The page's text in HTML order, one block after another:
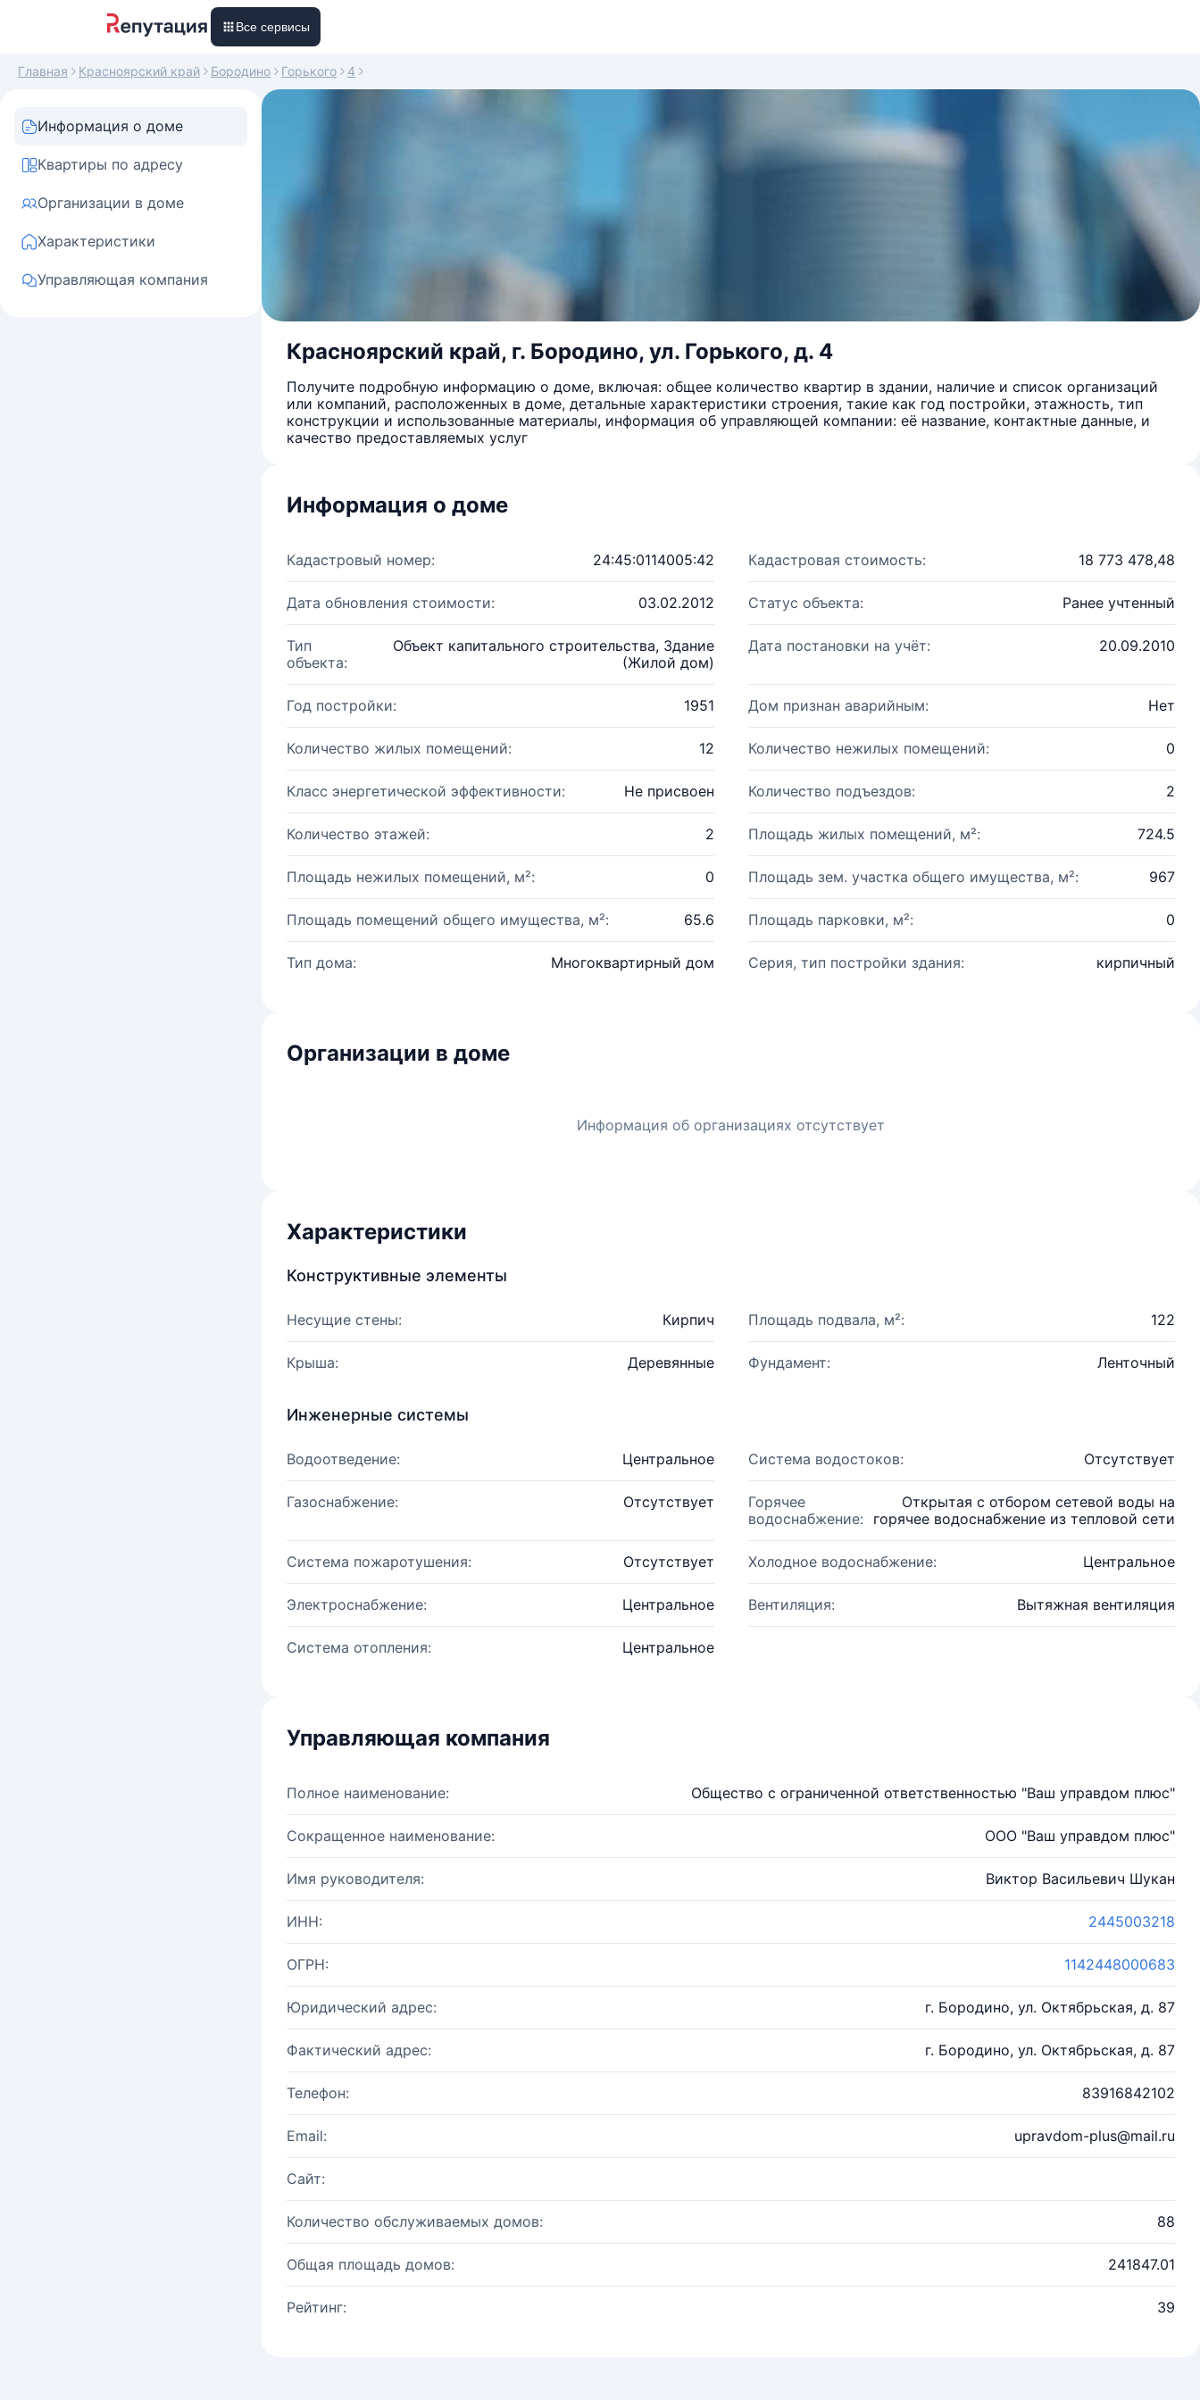
Все сервисы
Главная Красноярский край Бородино Горького 4
Информация о доме
Квартиры по адресу
Организации в доме
Характеристики
Управляющая компания
Красноярский край, г. Бородино, ул. Горького, д. 4
Получите подробную информацию о доме, включая: общее количество квартир в здании, наличие и список организаций
или компаний, расположенных в доме, детальные характеристики строения, такие как год постройки, этажность, тип
конструкции и использованные материалы, информация об управляющей компании: её название, контактные данные, и
качество предоставляемых услуг
Информация о доме
Кадастровый номер: 24:45:0114005:42 Кадастровая стоимость: 18 773 478,48
Дата обновления стоимости: 03.02.2012 Статус объекта: Ранее учтенный
Тип
объекта:
Объект капитального строительства, Здание
(Жилой дом)
Дата постановки на учёт: 20.09.2010
Год постройки: 1951 Дом признан аварийным: Нет
Количество жилых помещений: 12 Количество нежилых помещений: 0
Класс энергетической эффективности: Не присвоен Количество подъездов: 2
Количество этажей: 2 Площадь жилых помещений, м²: 724.5
Площадь нежилых помещений, м²: 0 Площадь зем. участка общего имущества, м²: 967
Площадь помещений общего имущества, м²: 65.6 Площадь парковки, м²: 0
Тип дома: Многоквартирный дом Серия, тип постройки здания: кирпичный
Организации в доме
Информация об организациях отсутствует
Характеристики
Конструктивные элементы
Несущие стены: Кирпич Площадь подвала, м²: 122
Крыша: Деревянные Фундамент: Ленточный
Инженерные системы
Водоотведение: Центральное Система водостоков: Отсутствует
Газоснабжение: Отсутствует
Горячее
водоснабжение:
Открытая с отбором сетевой воды на
горячее водоснабжение из тепловой сети
Система пожаротушения: Отсутствует Холодное водоснабжение: Центральное
Электроснабжение: Центральное Вентиляция: Вытяжная вентиляция
Система отопления: Центральное
Управляющая компания
Полное наименование: Общество с ограниченной ответственностью "Ваш управдом плюс"
Сокращенное наименование: ООО "Ваш управдом плюс"
Имя руководителя: Виктор Васильевич Шукан
ИНН: 2445003218
ОГРН: 1142448000683
Юридический адрес: г. Бородино, ул. Октябрьская, д. 87
Фактический адрес: г. Бородино, ул. Октябрьская, д. 87
Телефон: 83916842102
Email: upravdom-plus@mail.ru
Сайт:
Количество обслуживаемых домов: 88
Общая площадь домов: 241847.01
Рейтинг: 39